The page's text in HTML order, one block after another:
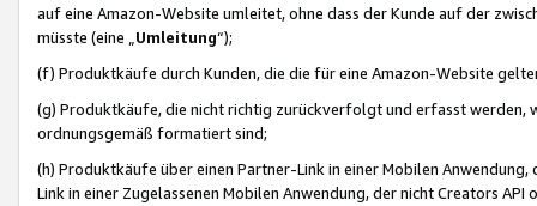
auf eine Amazon-Website umleitet, ohne dass der Kunde auf der
müsste (eine „ Umleitung“);
(f) Produktkäufe durch Kunden, die die für eine Amazon-Website
(g) Produktkäufe, die nicht richtig zurückverfolgt und erfasst werden,
ordnungsgemäß formatiert sind;
(h) Produktkäufe über einen Partner-Link in einer Mobilen
Link in einer Zugelassenen Mobilen Anwendung, der nicht Creators